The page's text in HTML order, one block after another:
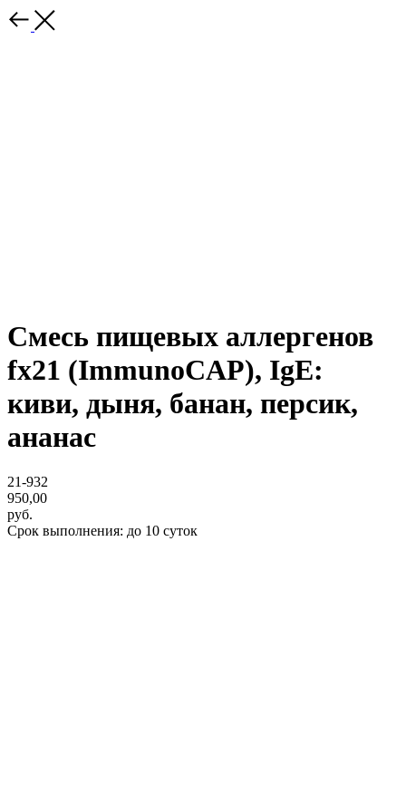
Смесь пищевых аллергенов
fx21 (ImmunoCAP), IgE:
киви, дыня, банан, персик,
ананас
21-932
950,00
руб.
Срок выполнения: до 10 суток